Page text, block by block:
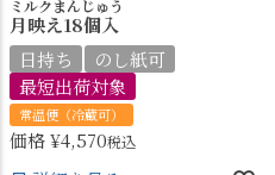
ミルクまんじゅう
月映え18個入
日持ち
のし紙可
最短出荷対象
常温便（冷蔵可）
価格¥4,570税込